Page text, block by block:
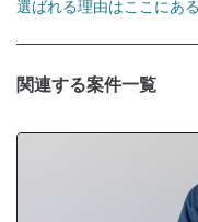
選ばれる理由はここにあ
関連する案件一覧